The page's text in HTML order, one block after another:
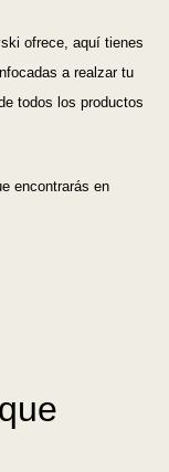
ofrece, aquí tienes
a realzar tu
todos los productos
encontrarás en